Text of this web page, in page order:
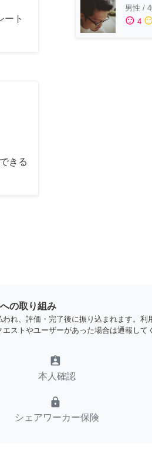
ート
男性 /
sentiment_satisfied 4
きる
の取り組み
れ、評価・完了後に振り込まれます。利
ストやユーザーがあった場合は通報して
assignment_ind
本人確認
lock
シェアワーカー保険